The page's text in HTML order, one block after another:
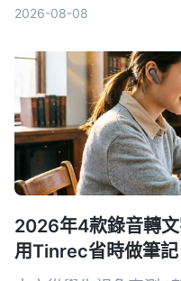
2026-08-08
2026年4款錄音轉
用Tinrec省時做筆記